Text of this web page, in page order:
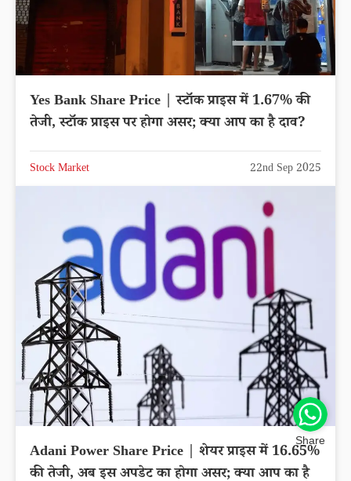
Yes Bank Share Price | स्टॉक प्राइस में 1.67% की
तेजी, स्टॉक प्राइस पर होगा असर; क्या आप का है दाव?
Stock Market 22nd Sep 2025
Adani Power Share Price | शेयर प्राइस में 16.65%
की तेजी, अब इस अपडेट का होगा असर; क्या आप का है
Share